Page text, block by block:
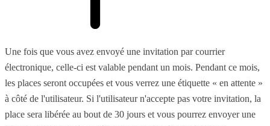
Une fois que vous avez envoyé une invitation par courrier
électronique, celle-ci est valable pendant un mois. Pendant ce mois,
les places seront occupées et vous verrez une étiquette « en attente »
à côté de l'utilisateur. Si l'utilisateur n'accepte pas votre invitation, la
place sera libérée au bout de 30 jours et vous pourrez envoyer une